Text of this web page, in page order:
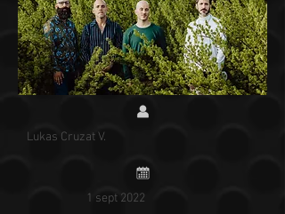
Lukas Cruzat V.
1 sept 2022